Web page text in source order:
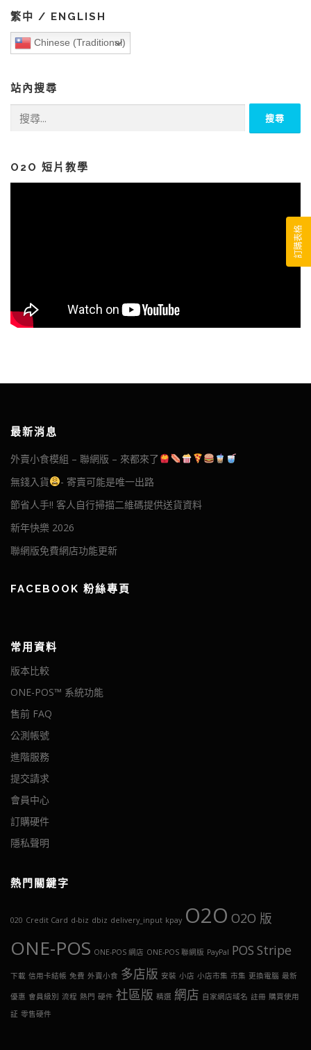
繁中 / ENGLISH
Chinese (Traditional)
站內搜尋
字:
O2O 短片教學
訂購表格
最新消息
外賣小食模組 – 聯網版 – 來都來了
無錢入貨
- 寄賣可能是唯一出路
節省人手!! 客人自行掃描二維碼提供送貨資料
新年快樂 2026
聯網版免費網店功能更新
FACEBOOK 粉絲專頁
常用資料
版本比較
ONE-POS™ 系統功能
售前 FAQ
公測帳號
進階服務
提交請求
會員中心
訂購硬件
隱私聲明
熱門關鍵字
020 Credit Card d-biz dbiz delivery_input kpay O2O O2O 版
ONE-POS ONE-POS 網店 ONE-POS 聯網版 PayPal POS Stripe
下載 信用卡結帳 免費 外賣小食 多店版 安裝 小店 小店市集 市集 更換電腦 最新
優惠 會員級別 流程 熱門 硬件 社區版 精選 網店 自家網店域名 註冊 購買使用
証 零售硬件